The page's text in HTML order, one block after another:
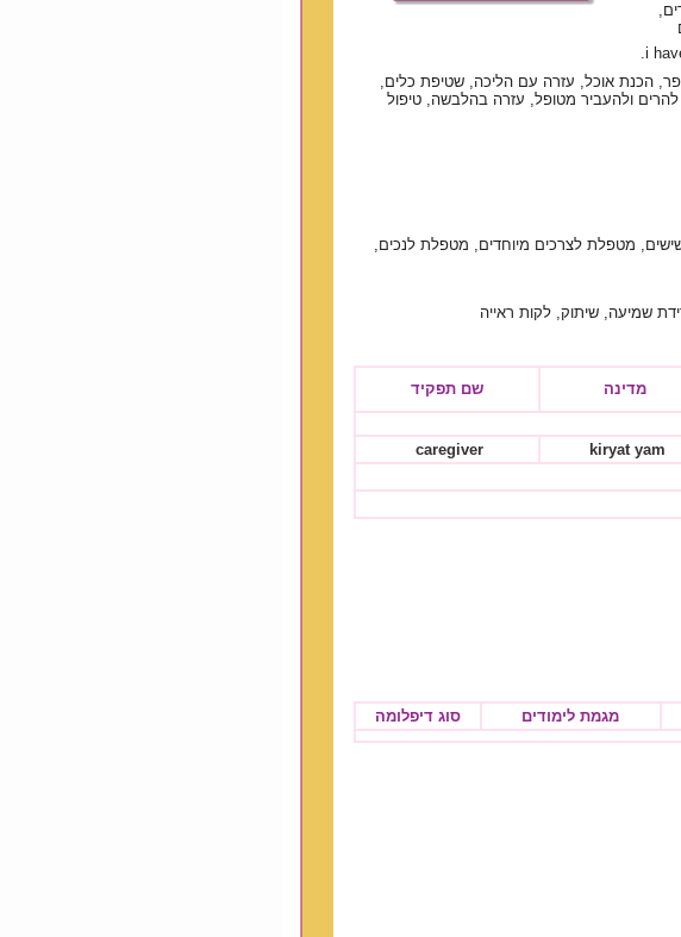
i
הכנת אוכל, עזרה עם הליכה, שטיפת כלים,
להרים ולהעביר מטופל, עזרה בהלבשה, טיפול
מטפלת לצרכים מיוחדים, מטפלת לנכים,
שמיעה, שיתוק, לקות ראייה
מדינה שם תפקיד
kiryat yam
caregiver
מגמת לימודים סוג דיפלומה